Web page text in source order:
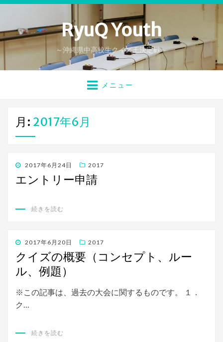
RyuQ Youth
～沖縄県中高校生クイズ王決定戦～
メニュー
月: 2017年6月
投
日:
2017年6月24日 2017
エントリー申請
続きを読む
投
稿
日:
2017年6月20日 2017
クイズの概要（コンセプト、ルー
ル、例題）
※この記事は、過去の大会に関するものです。 １．
ク…
続きを読む